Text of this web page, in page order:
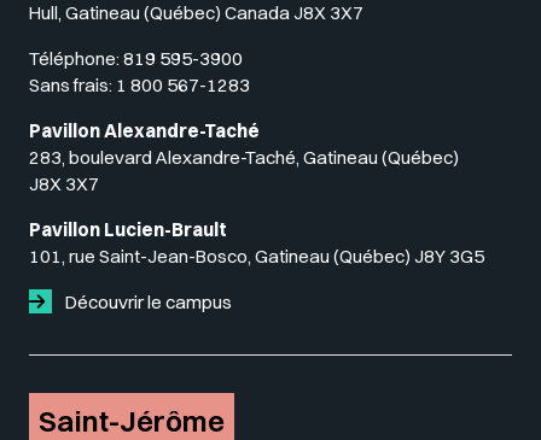
Hull, Gatineau (Québec) Canada J8X 3X7
Téléphone: 819 595-3900
Sans frais: 1 800 567-1283
Pavillon Alexandre-Taché
283, boulevard Alexandre-Taché, Gatineau (Québec)
J8X 3X7
Pavillon Lucien-Brault
101, rue Saint-Jean-Bosco, Gatineau (Québec) J8Y 3G5
Découvrir le campus
Saint-Jérôme